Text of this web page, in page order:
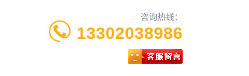
咨询热线：
13302038986